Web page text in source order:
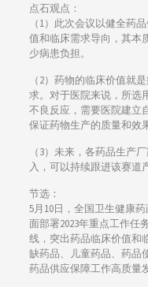
点石观点：
（1）此次会议以健全药
值和临床需求导向，其本
少病患负担。
（2）药物的临床价值就
求。对于医院来说，所选
不良反应，需要医院建立
保证药物生产的质量和效
（3）未来，各药品生产
入，可以持续跟进该赛道
节选：
5月10日，全国卫生健康
面部署2023年重点工作任
线，突出药品临床价值和
缺药品、儿童药品、药品
药品供应保障工作高质量